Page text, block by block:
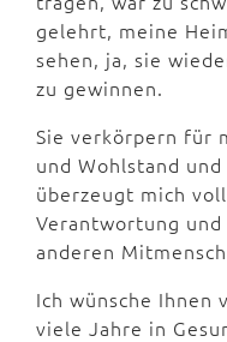
gelehrt, meine
sehen, ja, sie
zu gewinnen.
Sie verkörpern für
und Wohlstand
überzeugt mich
Verantwortung
anderen
Ich wünsche Ihnen
viele Jahre in